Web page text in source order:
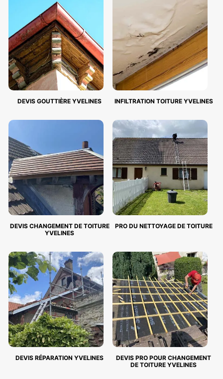
DEVIS GOUTTIÈRE YVELINES INFILTRATION TOITURE YVELINES
DEVIS CHANGEMENT DE TOITURE
YVELINES
PRO DU NETTOYAGE DE TOITURE
DEVIS RÉPARATION YVELINES
DEVIS PRO POUR CHANGEMENT
DE TOITURE YVELINES